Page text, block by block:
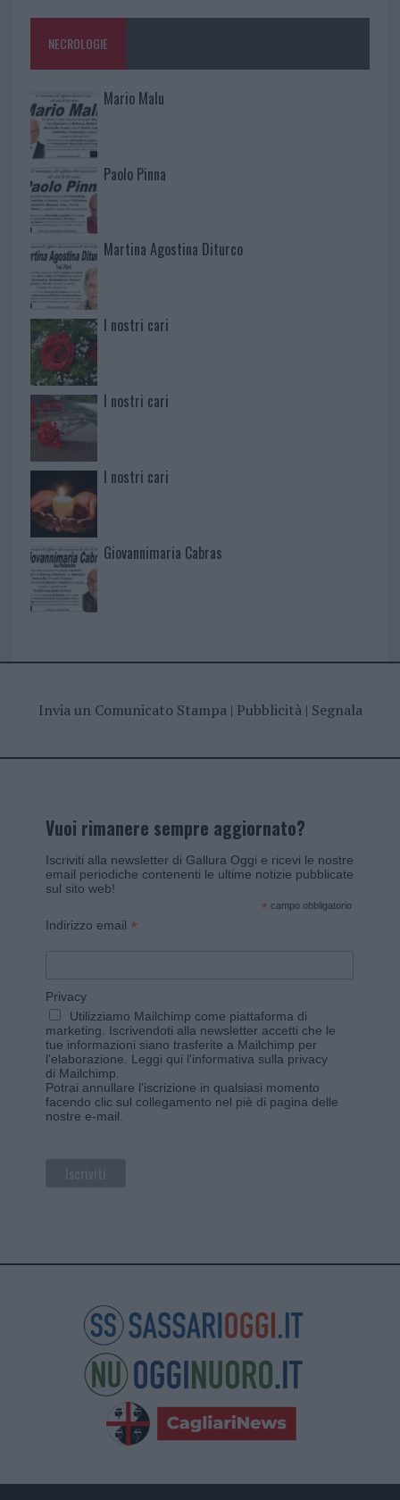
NECROLOGIE
Mario Malu
Paolo Pinna
Martina Agostina Diturco
I nostri cari
I nostri cari
I nostri cari
Giovannimaria Cabras
Invia un Comunicato Stampa| Pubblicità| Segnala
Vuoi rimanere sempre aggiornato?
Iscriviti alla newsletter di Gallura Oggi e ricevi le nostre
email periodiche contenenti le ultime notizie pubblicate
sul sito web!
* campo obbligatorio
Indirizzo email *
Privacy
Utilizziamo Mailchimp come piattaforma di
marketing. Iscrivendoti alla newsletter accetti che le
tue informazioni siano trasferite a Mailchimp per
l'elaborazione. Leggi qui l'informativa sulla privacy
di Mailchimp
Potrai annullare l'iscrizione in qualsiasi momento
facendo clic sul collegamento nel piè di pagina delle
nostre e-mail.